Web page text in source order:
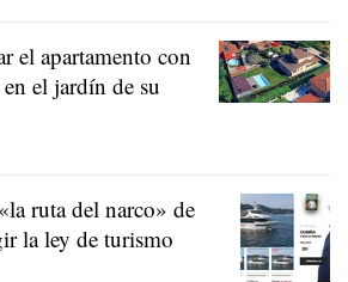
el apartamento con
el jardín de su
ruta del narco» de
la ley de turismo